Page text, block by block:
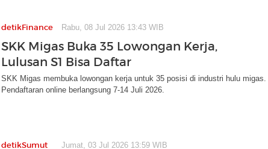
detikFinance Rabu, 08 Jul 2026 13:43 WIB
SKK Migas Buka 35 Lowongan Kerja,
Lulusan S1 Bisa Daftar
SKK Migas membuka lowongan kerja untuk 35 posisi di industri hulu migas.
Pendaftaran online berlangsung 7-14 Juli 2026.
detikSumut Jumat, 03 Jul 2026 13:59 WIB